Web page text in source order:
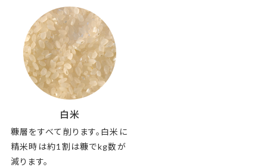
白米
糠層をすべて削ります。白米に
精米時は約1割は糠でkg数が
減ります。